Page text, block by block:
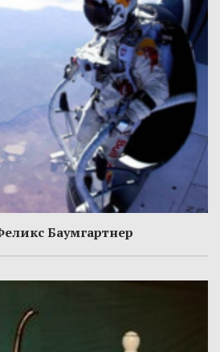
Баумгартнер